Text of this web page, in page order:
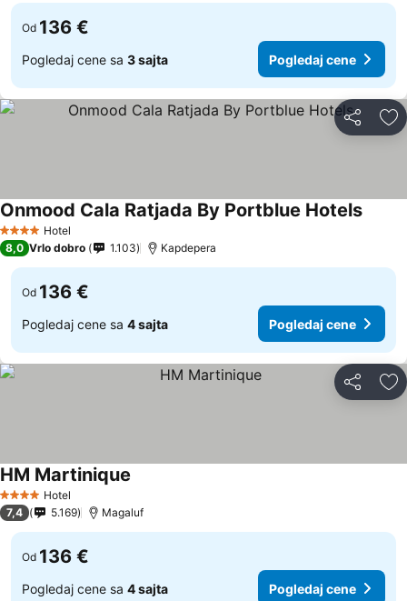
Od 136 €
Pogledaj cene sa 3 sajta Pogledaj cene
Deli
4 ZvezdiceHotel
Onmood Cala Ratjada By Portblue Hotels
8,0 Vrlo dobro 1.103 Kapdepera
Od 136 €
Pogledaj cene sa 4 sajta Pogledaj cene
Deli
4 ZvezdiceHotel
HM Martinique
7,4 5.169 Magaluf
Od 136 €
Pogledaj cene sa 4 sajta Pogledaj cene